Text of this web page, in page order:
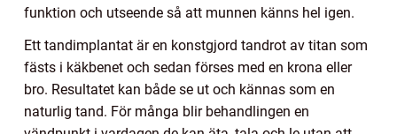
funktion och utseende så att munnen känns hel igen.
Ett tandimplantat är en konstgjord tandrot av titan som
fästs i käkbenet och sedan förses med en krona eller
bro. Resultatet kan både se ut och kännas som en
naturlig tand. För många blir behandlingen en